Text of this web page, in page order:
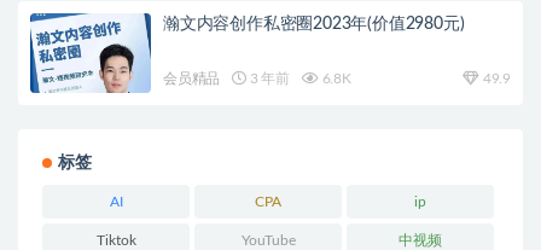
瀚文内容创作私密圈2023年(价值2980元)
会员精品 3 年前 6.8K 49.9
标签
AI CPA ip
Tiktok YouTube 中视频